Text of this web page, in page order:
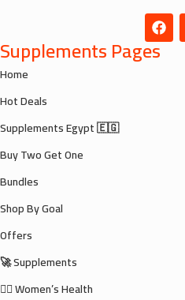
Supplements Pages
Home
Hot Deals
Supplements Egypt 🇪🇬
Buy Two Get One
Bundles
Shop By Goal
Offers
🚀 Supplements
🧘‍♀️ Women’s Health